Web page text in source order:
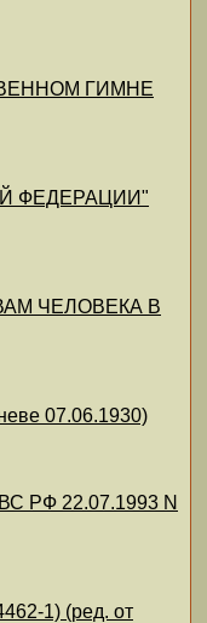
ГИМНЕ
ФЕДЕРАЦИИ"
ЧЕЛОВЕКА В
07.06.1930)
22.07.1993 N
1) (ред. от